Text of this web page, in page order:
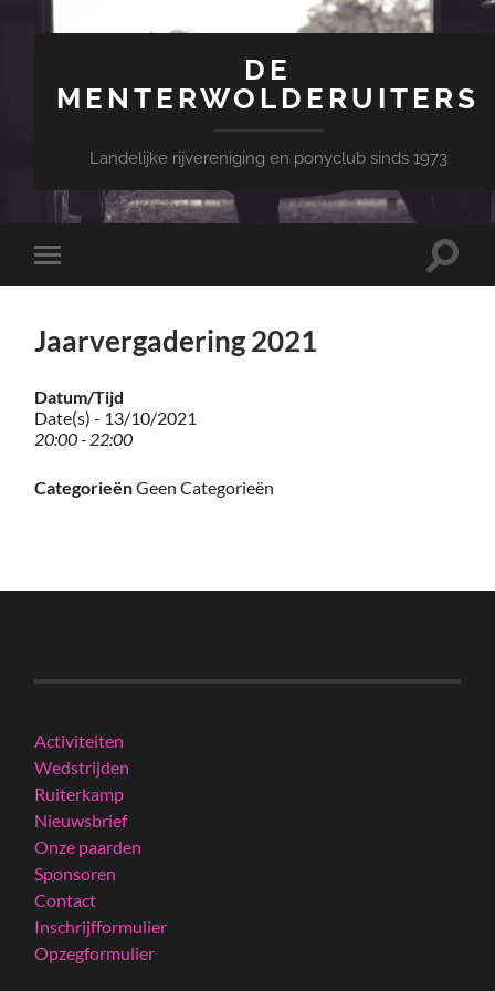
DE
MENTERWOLDERUITERS
Landelijke rijvereniging en ponyclub sinds 1973
Toggle
mobiel
Toggle
Jaarvergadering 2021
Datum/Tijd
Date(s) - 13/10/2021
20:00 - 22:00
CategorieënGeen Categorieën
Activiteiten
Wedstrijden
Ruiterkamp
Nieuwsbrief
Onze paarden
Sponsoren
Contact
Inschrijfformulier
Opzegformulier